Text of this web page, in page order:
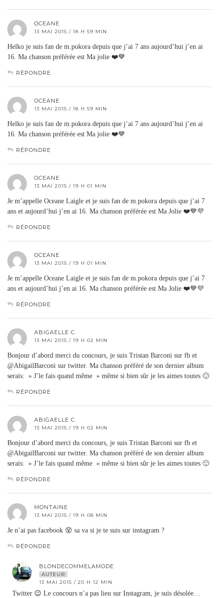
OCEANE
13 MAI 2015 / 18 H 59 MIN
Helko je suis fan de m.pokora depuis que j’ai 7 ans aujourd’hui j’en ai
16. Ma chanson préférée est Ma jolie ❤️💙
RÉPONDRE
OCEANE
13 MAI 2015 / 18 H 59 MIN
Helko je suis fan de m.pokora depuis que j’ai 7 ans aujourd’hui j’en ai
16. Ma chanson préférée est Ma jolie ❤️💙
RÉPONDRE
OCEANE
13 MAI 2015 / 19 H 01 MIN
Je m’appelle Oceane Laigle et je suis fan de m.pokora depuis que j’ai 7
ans et aujourd’hui j’en ai 16. Ma chanson préférée est Ma Jolie ❤️💙💜
RÉPONDRE
OCEANE
13 MAI 2015 / 19 H 01 MIN
Je m’appelle Oceane Laigle et je suis fan de m.pokora depuis que j’ai 7
ans et aujourd’hui j’en ai 16. Ma chanson préférée est Ma Jolie ❤️💙💜
RÉPONDRE
ABIGAELLE C.
13 MAI 2015 / 19 H 02 MIN
Bonjour d’abord merci du concours, je suis Tristan Barconi sur fb et
@AbigailBarconi sur twitter. Ma chanson préféré de son dernier album
serais: » J’le fais quand même » même si bien sûr je les aimes toutes 🙂
RÉPONDRE
ABIGAELLE C.
13 MAI 2015 / 19 H 02 MIN
Bonjour d’abord merci du concours, je suis Tristan Barconi sur fb et
@AbigailBarconi sur twitter. Ma chanson préféré de son dernier album
serais: » J’le fais quand même » même si bien sûr je les aimes toutes 🙂
RÉPONDRE
MONTAINE
13 MAI 2015 / 19 H 08 MIN
Je n’ai pas facebook 😵 sa va si je te suis sur instagram ?
RÉPONDRE
BLONDECOMMELAMODE
AUTEUR
13 MAI 2015 / 20 H 12 MIN
Twitter 😉 Le concours n’a pas lieu sur Instagram, je suis désolée…